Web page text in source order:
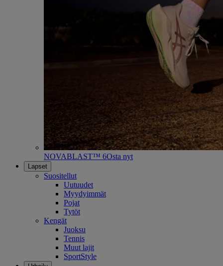
NOVABLAST™ 6Osta nyt
Lapset
Suositellut
Uutuudet
Myydyimmät
Pojat
Tytöt
Kengät
Juoksu
Tennis
Muut lajit
SportStyle